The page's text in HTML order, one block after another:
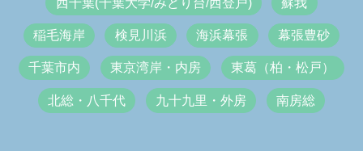
稲毛海岸 検見川浜 海浜幕張 幕張豊砂
千葉市内 東京湾岸・内房 東葛（柏・松戸）
北総・八千代 九十九里・外房 南房総